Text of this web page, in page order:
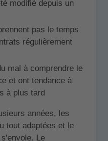
modifié depuis un
pas le temps
régulièrement
mal à comprendre le
et ont tendance à
à plus tard
années, les
tout adaptées et le
Le